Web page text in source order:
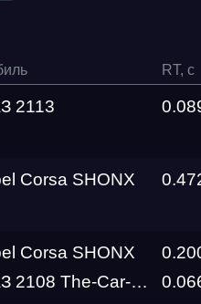
RT, c
2113
Corsa SHONX
Corsa SHONX
2108 The-Car-Clinic